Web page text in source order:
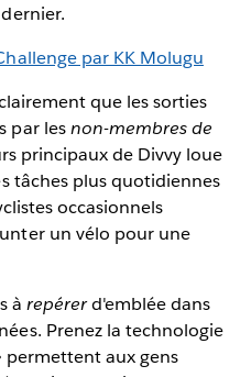
que les sorties
par lesnon-membres de
principaux de Divvy loue
tâches plus quotidiennes
occasionnels
un vélo pour une
à repérerd'emblée dans
Prenez la technologie
permettent aux gens